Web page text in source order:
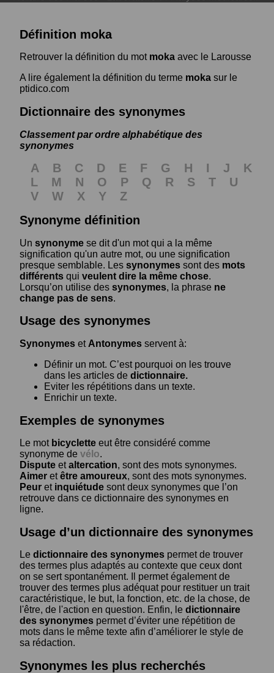
Définition moka
Retrouver la définition du mot moka avec le Larousse
A lire également la définition du terme moka sur le
ptidico.com
Dictionnaire des synonymes
Classement par ordre alphabétique des
synonymes
A B C D E F G H I J
K
L
M N O P Q R S T
U
V
W X Y
Z
Synonyme définition
Un synonyme se dit d'un mot qui a la même
signification qu'un autre mot, ou une signification
presque semblable. Les synonymes sont des mots
différents qui veulent dire la même chose.
Lorsqu’on utilise des synonymes, la phrase ne
change pas de sens.
Usage des synonymes
Synonymes et Antonymes servent à:
Définir un mot. C’est pourquoi on les trouve
dans les articles de dictionnaire.
Eviter les répétitions dans un texte.
Enrichir un texte.
Exemples de synonymes
Le mot bicyclette eut être considéré comme
synonyme de vélo.
Dispute etaltercation, sont des mots synonymes.
Aimer etêtre amoureux, sont des mots synonymes.
Peur et inquiétude sont deux synonymes que l’on
retrouve dans ce dictionnaire des synonymes en
ligne.
Usage d’un dictionnaire des synonymes
Le dictionnaire des synonymes permet de trouver
des termes plus adaptés au contexte que ceux dont
on se sert spontanément. Il permet également de
trouver des termes plus adéquat pour restituer un trait
caractéristique, le but, la fonction, etc. de la chose, de
l'être, de l'action en question. Enfin, le dictionnaire
des synonymes permet d’éviter une répétition de
mots dans le même texte afin d’améliorer le style de
sa rédaction.
Synonymes les plus recherchés